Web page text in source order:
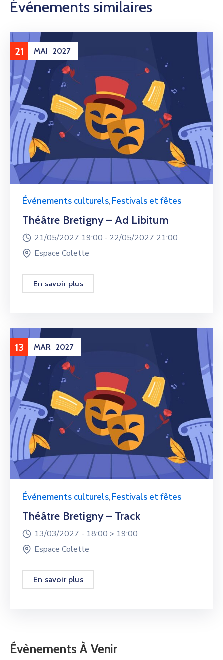
Événements similaires
21 MAI 2027
Événements culturels, Festivals et fêtes
Théâtre Bretigny – Ad Libitum
21/05/2027 19:00 - 22/05/2027 21:00
Espace Colette
En savoir plus
13 MAR 2027
Événements culturels, Festivals et fêtes
Théâtre Bretigny – Track
13/03/2027 - 18:00 > 19:00
Espace Colette
En savoir plus
Évènements À Venir